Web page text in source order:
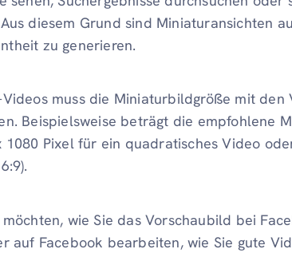
diesem Grund sind Miniaturansichten
zu generieren.
muss die Miniaturbildgröße mit den
Beispielsweise beträgt die empfohlene
1080 Pixel für ein quadratisches Video
wie Sie das Vorschaubild bei
auf Facebook bearbeiten, wie Sie gute